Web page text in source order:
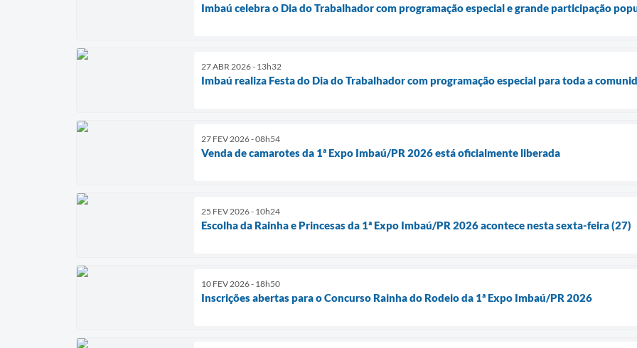
Imbaú celebra o Dia do Trabalhador com programação especial e grande participação
27 ABR 2026 - 13h32
Imbaú realiza Festa do Dia do Trabalhador com programação especial para toda a
27 FEV 2026 - 08h54
Venda de camarotes da 1ª Expo Imbaú/PR 2026 está oficialmente liberada
25 FEV 2026 - 10h24
Escolha da Rainha e Princesas da 1ª Expo Imbaú/PR 2026 acontece nesta sexta-feira (27)
10 FEV 2026 - 18h50
Inscrições abertas para o Concurso Rainha do Rodeio da 1ª Expo Imbaú/PR 2026